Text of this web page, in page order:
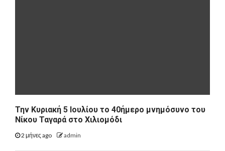
Την Κυριακή 5 Ιουλίου το 40ήμερο μνημόσυνο του
Νίκου Ταγαρά στο Χιλιομόδι
2 μήνες ago admin